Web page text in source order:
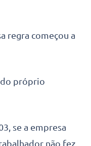
regra começou a
do próprio
se a empresa
não fez